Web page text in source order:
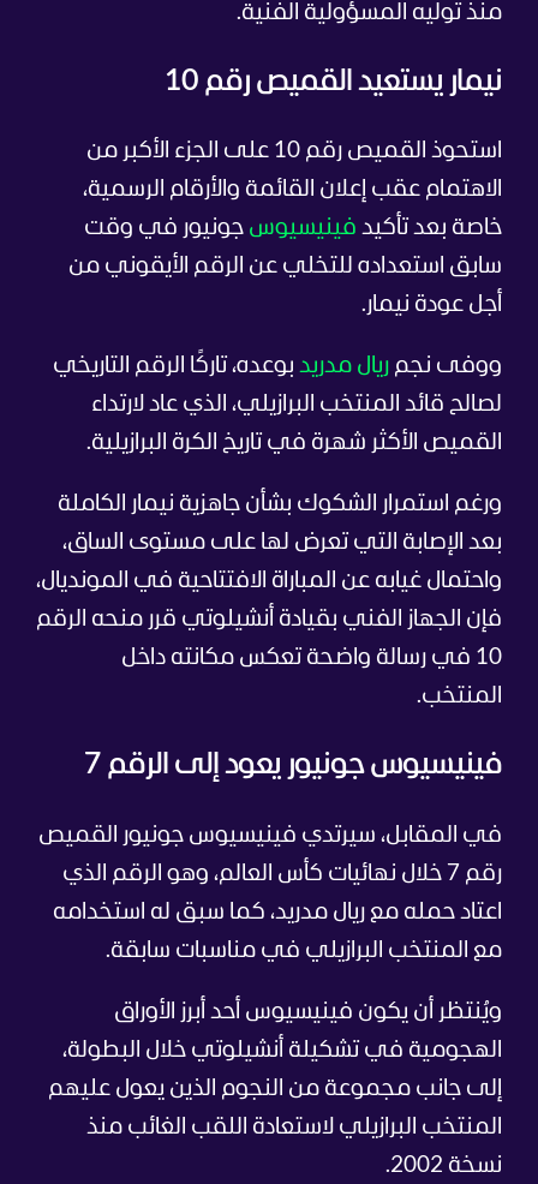
منذ توليه المسؤولية الفنية.
نيمار يستعيد القميص رقم 10
استحوذ القميص رقم 10 على الجزء الأكبر من
الاهتمام عقب إعلان القائمة والأرقام الرسمية،
خاصة بعد تأكيد فينيسيوس جونيور في وقت
سابق استعداده للتخلي عن الرقم الأيقوني من
أجل عودة نيمار.
ووفى نجم ريال مدريد بوعده، تاركًا الرقم التاريخي
لصالح قائد المنتخب البرازيلي، الذي عاد لارتداء
القميص الأكثر شهرة في تاريخ الكرة البرازيلية.
ورغم استمرار الشكوك بشأن جاهزية نيمار الكاملة
بعد الإصابة التي تعرض لها على مستوى الساق،
واحتمال غيابه عن المباراة الافتتاحية في المونديال،
فإن الجهاز الفني بقيادة أنشيلوتي قرر منحه الرقم
10 في رسالة واضحة تعكس مكانته داخل
المنتخب.
فينيسيوس جونيور يعود إلى الرقم 7
في المقابل، سيرتدي فينيسيوس جونيور القميص
رقم 7 خلال نهائيات كأس العالم، وهو الرقم الذي
اعتاد حمله مع ريال مدريد، كما سبق له استخدامه
مع المنتخب البرازيلي في مناسبات سابقة.
ويُنتظر أن يكون فينيسيوس أحد أبرز الأوراق
الهجومية في تشكيلة أنشيلوتي خلال البطولة،
إلى جانب مجموعة من النجوم الذين يعول عليهم
المنتخب البرازيلي لاستعادة اللقب الغائب منذ
نسخة 2002.